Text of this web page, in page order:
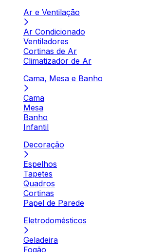
Ar e Ventilação
Ar Condicionado
Ventiladores
Cortinas de Ar
Climatizador de Ar
Cama, Mesa e Banho
Cama
Mesa
Banho
Infantil
Decoração
Espelhos
Tapetes
Quadros
Cortinas
Papel de Parede
Eletrodomésticos
Geladeira
Fogão